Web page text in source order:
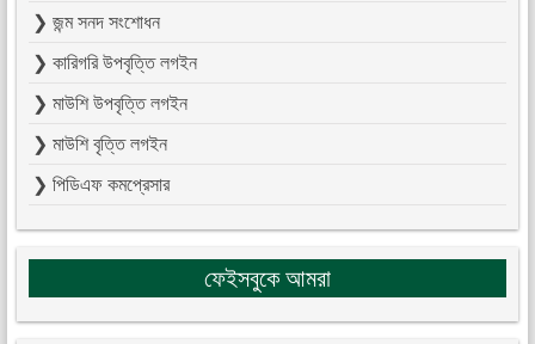
❯ জন্ম সনদ সংশোধন
❯ কারিগরি উপবৃত্তি লগইন
❯ মাউশি উপবৃত্তি লগইন
❯ মাউশি বৃত্তি লগইন
❯ পিডিএফ কমপ্রেসার
ফেইসবুকে আমরা